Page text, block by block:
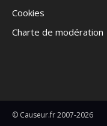
Cookies
Charte de modération
© Causeur.fr 2007-2026